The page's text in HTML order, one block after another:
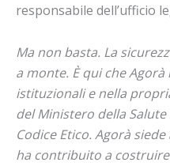
responsabile dell’ufficio
Ma non basta. La
a monte. È qui che
istituzionali e nella
del Ministero della
Codice Etico. Agorà
ha contribuito a